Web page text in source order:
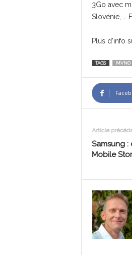
3Go avec
Slovénie, …
Plus d’info
TAGS MVNO
Article
Samsung :
Mobile